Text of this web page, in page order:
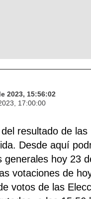
2023, 15:56:02
17:00:00
resultado de
Desde aquí
generales hoy 23
votaciones de
votos de las